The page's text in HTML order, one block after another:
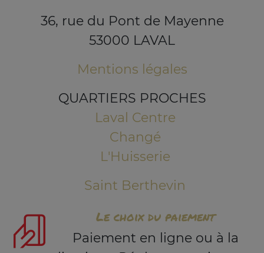
36, rue du Pont de Mayenne
53000 LAVAL
Mentions légales
QUARTIERS PROCHES
Laval Centre
Changé
L'Huisserie
Saint Berthevin
Le choix du paiement
Paiement en ligne ou à la